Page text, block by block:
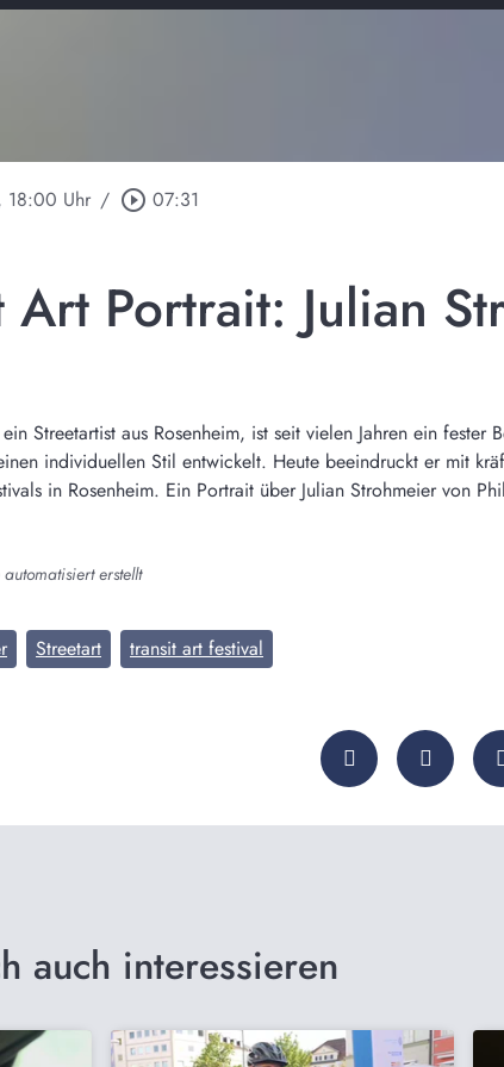
18:00 Uhr / play_circle_outline 07:31
Art Portrait: Julian
Streetartist aus Rosenheim, ist seit vielen Jahren ein
individuellen Stil entwickelt. Heute beeindruckt er mit
in Rosenheim. Ein Portrait über Julian Strohmeier von
erstellt
Streetart transit art festival
auch interessieren